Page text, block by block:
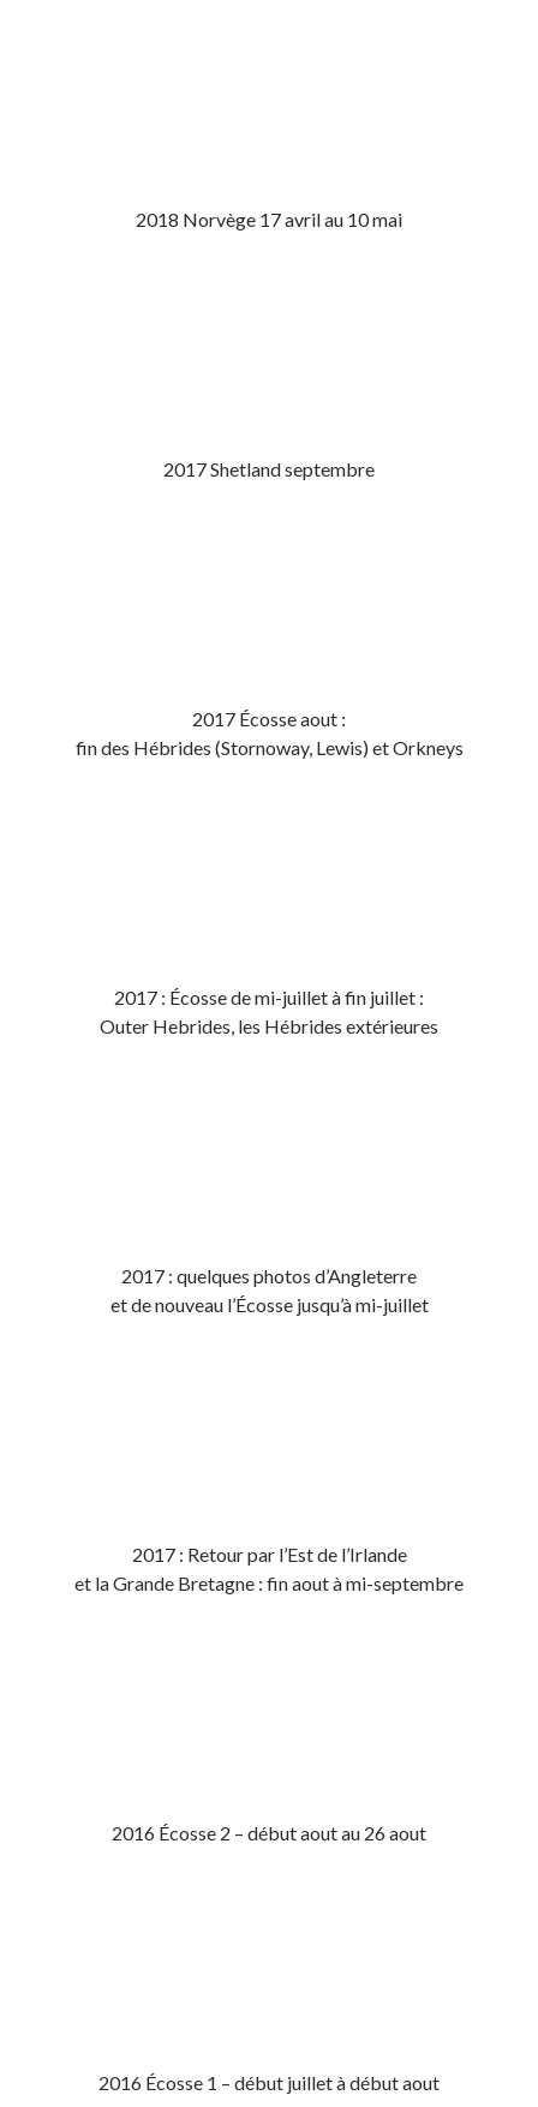
2018 Norvège 17 avril au 10 mai
2017 Shetland septembre
2017 Écosse aout :
fin des Hébrides (Stornoway, Lewis) et Orkneys
2017 : Écosse de mi-juillet à fin juillet :
Outer Hebrides, les Hébrides extérieures
2017 : quelques photos d’Angleterre
et de nouveau l’Écosse jusqu’à mi-juillet
2017 : Retour par l’Est de l’Irlande
et la Grande Bretagne : fin aout à mi-septembre
2016 Écosse 2 – début aout au 26 aout
2016 Écosse 1 – début juillet à début aout